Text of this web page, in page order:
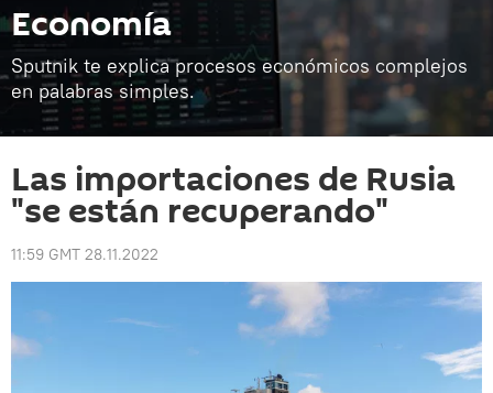
Economía
Sputnik te explica procesos económicos complejos
en palabras simples.
Las importaciones de Rusia
"se están recuperando"
11:59 GMT 28.11.2022